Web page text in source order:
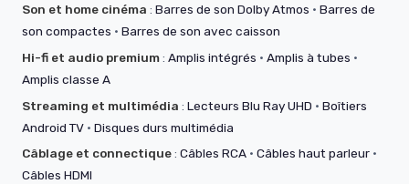
Son et home cinéma : Barres de son Dolby Atmos · Barres de
son compactes · Barres de son avec caisson
Hi-fi et audio premium: Amplis intégrés · Amplis à tubes ·
Amplis classe A
Streaming et multimédia : Lecteurs Blu Ray UHD · Boîtiers
Android TV · Disques durs multimédia
Câblage et connectique: Câbles RCA · Câbles haut parleur ·
Câbles HDMI